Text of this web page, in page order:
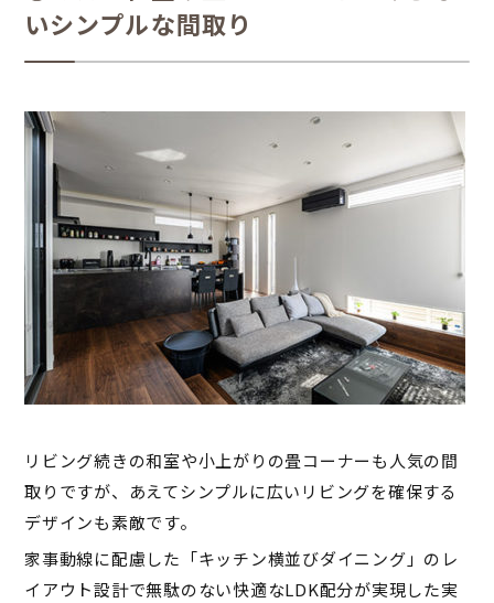
いシンプルな間取り
リビング続きの和室や小上がりの畳コーナーも人気の間
取りですが、あえてシンプルに広いリビングを確保する
デザインも素敵です。
家事動線に配慮した「キッチン横並びダイニング」のレ
イアウト設計で無駄のない快適なLDK配分が実現した実